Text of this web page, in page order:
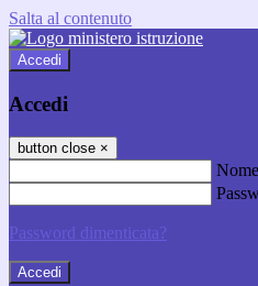
Salta al contenuto
Accedi
Accedi
button close ×
Password dimenticata?